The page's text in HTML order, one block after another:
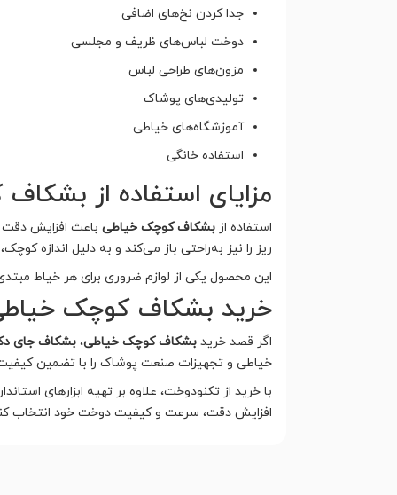
جدا کردن نخ‌های اضافی
دوخت لباس‌های ظریف و مجلسی
مزون‌های طراحی لباس
تولیدی‌های پوشاک
آموزشگاه‌های خیاطی
استفاده خانگی
مزایای استفاده از
استفاده از بشکاف کوچک خیاطیباعث افزایش دقت
ریز را نیز به‌راحتی باز می‌کند و به دلیل اندازه
این محصول یکی از لوازم ضروری برای هر خیاط
خرید بشکاف کوچک
اگر قصد خرید بشکاف کوچک خیاطی، بشکاف جای
خیاطی و تجهیزات صنعت پوشاک را با تضمین
با خرید از تکنودوخت، علاوه بر تهیه ابزارهای
افزایش دقت، سرعت و کیفیت دوخت خود انتخاب